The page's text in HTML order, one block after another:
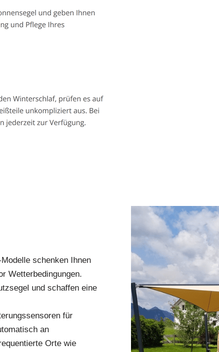
schenken Ihnen
Wetterbedingungen.
und schaffen eine
für
an
Orte wie